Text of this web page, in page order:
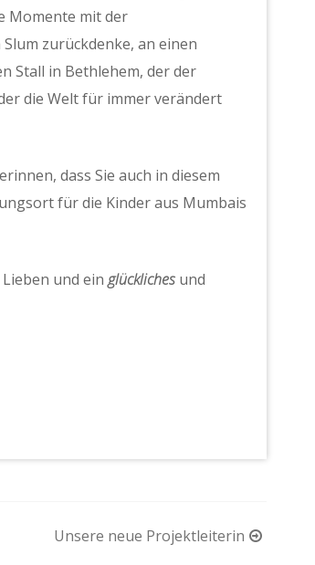
Momente mit der
zurückdenke, an einen
Stall in Bethlehem, der der
die Welt für immer verändert
dass Sie auch in diesem
für die Kinder aus Mumbais
und ein glückliches und
Unsere neue Projektleiterin